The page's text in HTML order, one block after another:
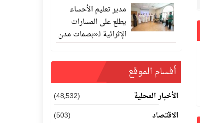
مدير تعليم الأحساء
يطلع على المسارات
الإثرائية لـ«بصمات مدن
المستقبل 202
أفسام الموقع
الأخبار المحلية
(48٬532)
الاقتصاد
(503)